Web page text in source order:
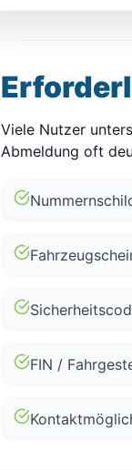
Viele Nutzer
Abmeldung oft
FIN /